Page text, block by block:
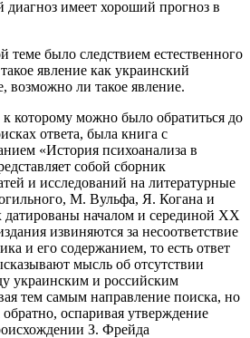
диагноз имеет хороший прогноз в
было следствием естественного
явление как украинский
возможно ли такое явление.
которому можно было обратиться до
ответа, была книга с
«История психоанализа в
собой сборник
и исследований на литературные
М. Вульфа, Я. Когана и
датированы началом и серединой ХХ
извиняются за несоответствие
и его содержанием, то есть ответ
мысль об отсутствии
украинским и российским
тем самым направление поиска, но
оспаривая утверждение
З. Фрейда